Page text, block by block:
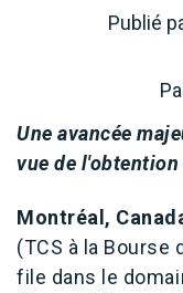
Publié
Une avancée
vue de
Montréal,
(TCS à la Bourse
file dans le